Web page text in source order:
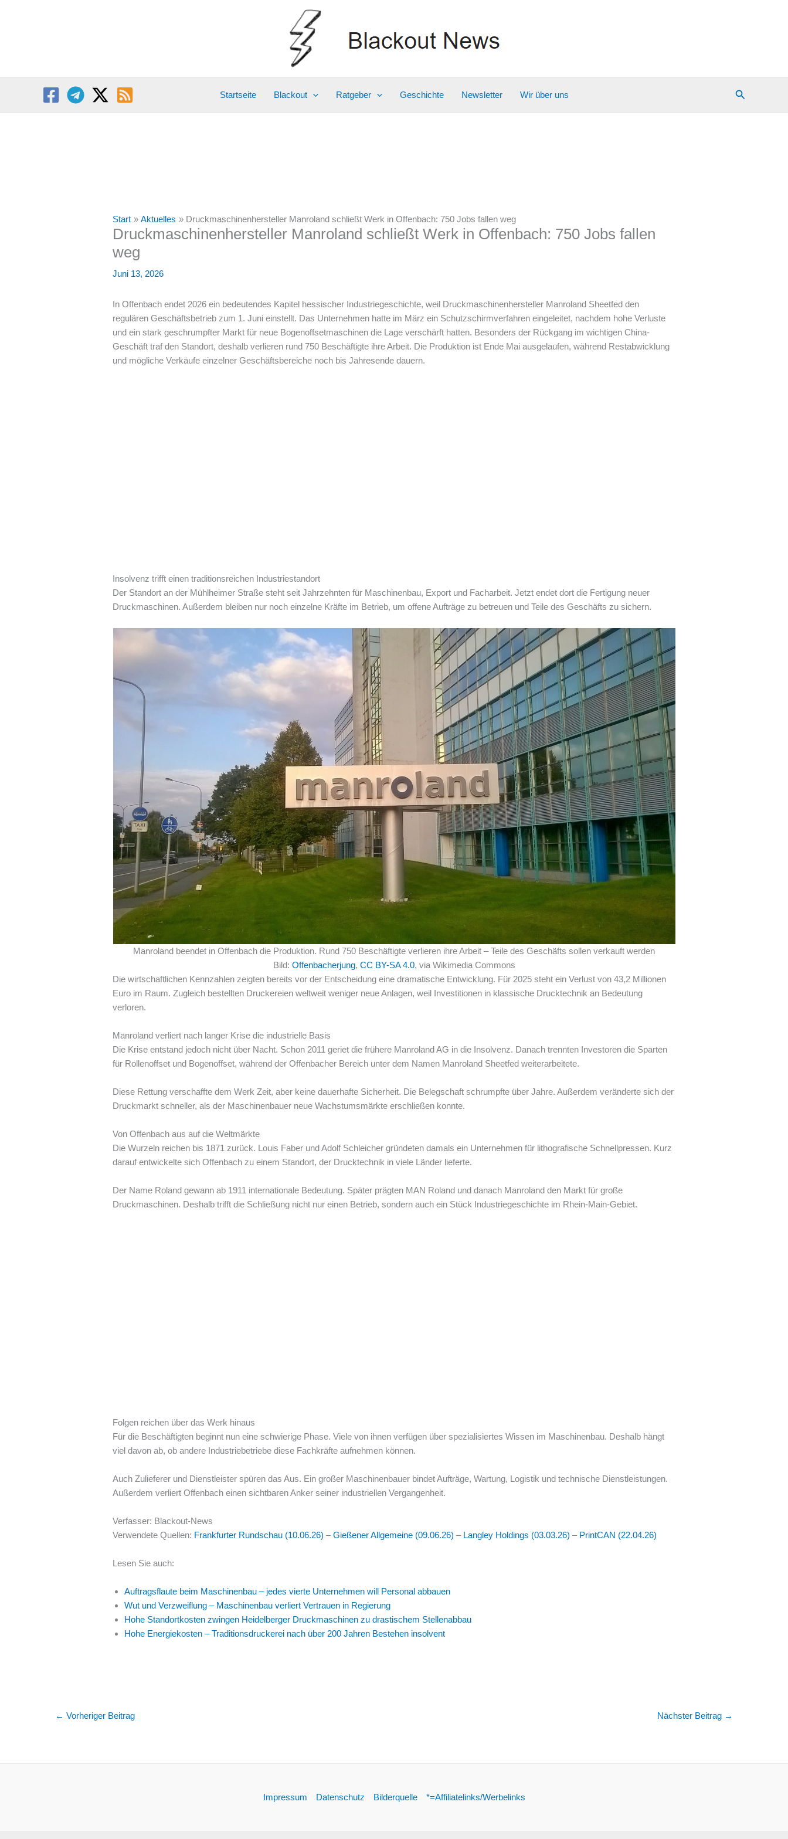
Startseite Blackout Ratgeber Geschichte Newsletter Wir über uns Suchen
Start Aktuelles Druckmaschinenhersteller Manroland schließt Werk in Offenbach: 750 Jobs fallen weg
Druckmaschinenhersteller Manroland schließt Werk in Offenbach: 750 Jobs fallen
weg
Juni 13, 2026
In Offenbach endet 2026 ein bedeutendes Kapitel hessischer Industriegeschichte, weil Druckmaschinenhersteller Manroland Sheetfed den
regulären Geschäftsbetrieb zum 1. Juni einstellt. Das Unternehmen hatte im März ein Schutzschirmverfahren eingeleitet, nachdem hohe Verluste
und ein stark geschrumpfter Markt für neue Bogenoffsetmaschinen die Lage verschärft hatten. Besonders der Rückgang im wichtigen China-
Geschäft traf den Standort, deshalb verlieren rund 750 Beschäftigte ihre Arbeit. Die Produktion ist Ende Mai ausgelaufen, während Restabwicklung
und mögliche Verkäufe einzelner Geschäftsbereiche noch bis Jahresende dauern.
Insolvenz trifft einen traditionsreichen Industriestandort
Der Standort an der Mühlheimer Straße steht seit Jahrzehnten für Maschinenbau, Export und Facharbeit. Jetzt endet dort die Fertigung neuer
Druckmaschinen. Außerdem bleiben nur noch einzelne Kräfte im Betrieb, um offene Aufträge zu betreuen und Teile des Geschäfts zu sichern.
Manroland beendet in Offenbach die Produktion. Rund 750 Beschäftigte verlieren ihre Arbeit – Teile des Geschäfts sollen verkauft werden
Bild: Offenbacherjung, CC BY-SA 4.0, via Wikimedia Commons
Die wirtschaftlichen Kennzahlen zeigten bereits vor der Entscheidung eine dramatische Entwicklung. Für 2025 steht ein Verlust von 43,2 Millionen
Euro im Raum. Zugleich bestellten Druckereien weltweit weniger neue Anlagen, weil Investitionen in klassische Drucktechnik an Bedeutung
verloren.
Manroland verliert nach langer Krise die industrielle Basis
Die Krise entstand jedoch nicht über Nacht. Schon 2011 geriet die frühere Manroland AG in die Insolvenz. Danach trennten Investoren die Sparten
für Rollenoffset und Bogenoffset, während der Offenbacher Bereich unter dem Namen Manroland Sheetfed weiterarbeitete.
Diese Rettung verschaffte dem Werk Zeit, aber keine dauerhafte Sicherheit. Die Belegschaft schrumpfte über Jahre. Außerdem veränderte sich der
Druckmarkt schneller, als der Maschinenbauer neue Wachstumsmärkte erschließen konnte.
Von Offenbach aus auf die Weltmärkte
Die Wurzeln reichen bis 1871 zurück. Louis Faber und Adolf Schleicher gründeten damals ein Unternehmen für lithografische Schnellpressen. Kurz
darauf entwickelte sich Offenbach zu einem Standort, der Drucktechnik in viele Länder lieferte.
Der Name Roland gewann ab 1911 internationale Bedeutung. Später prägten MAN Roland und danach Manroland den Markt für große
Druckmaschinen. Deshalb trifft die Schließung nicht nur einen Betrieb, sondern auch ein Stück Industriegeschichte im Rhein-Main-Gebiet.
Folgen reichen über das Werk hinaus
Für die Beschäftigten beginnt nun eine schwierige Phase. Viele von ihnen verfügen über spezialisiertes Wissen im Maschinenbau. Deshalb hängt
viel davon ab, ob andere Industriebetriebe diese Fachkräfte aufnehmen können.
Auch Zulieferer und Dienstleister spüren das Aus. Ein großer Maschinenbauer bindet Aufträge, Wartung, Logistik und technische Dienstleistungen.
Außerdem verliert Offenbach einen sichtbaren Anker seiner industriellen Vergangenheit.
Verfasser: Blackout-News
Verwendete Quellen: Frankfurter Rundschau (10.06.26) –Gießener Allgemeine (09.06.26) – Langley Holdings (03.03.26) – PrintCAN (22.04.26)
Lesen Sie auch:
Auftragsflaute beim Maschinenbau – jedes vierte Unternehmen will Personal abbauen
Wut und Verzweiflung – Maschinenbau verliert Vertrauen in Regierung
Hohe Standortkosten zwingen Heidelberger Druckmaschinen zu drastischem Stellenabbau
Hohe Energiekosten – Traditionsdruckerei nach über 200 Jahren Bestehen insolvent
← Vorheriger Beitrag Nächster Beitrag →
Impressum Datenschutz Bilderquelle *=Affiliatelinks/Werbelinks